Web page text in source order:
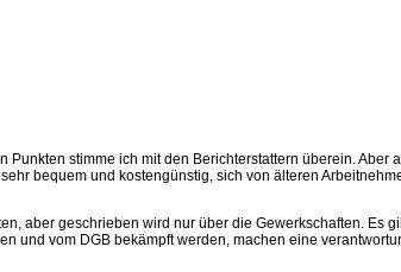
stimme ich mit den Berichterstattern überein. Aber
bequem und kostengünstig, sich von älteren
aber geschrieben wird nur über die Gewerkschaften. Es
und vom DGB bekämpft werden, machen eine